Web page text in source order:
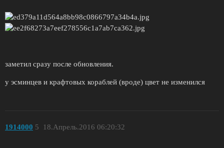
заметил сразу после обновления.
у эсминцев и крафтовых кораблей (вроде) цвет не изменился
1914000 18.Апрель.2016 06:20:32
5